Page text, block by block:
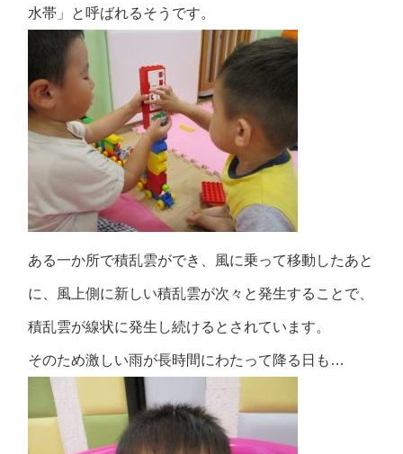
水帯」と呼ばれるそうです。
ある一か所で積乱雲ができ、風に乗って移動したあと
に、風上側に新しい積乱雲が次々と発生することで、
積乱雲が線状に発生し続けるとされています。
そのため激しい雨が長時間にわたって降る日も…